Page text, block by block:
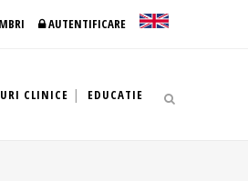
AUTENTIFICARE
CLINICE EDUCATIE